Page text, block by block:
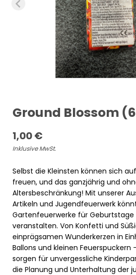
Ground Blossom
1,00€
Inklusive MwSt.
Selbst die Kleinsten können sich
freuen, und das ganzjährig und
Altersbeschränkung! Mit unserer
Artikeln und Jugendfeuerwerk
Gartenfeuerwerke für Geburtstage
veranstalten. Von Konfetti und
einprägsamen Wunderkerzen in
Ballons und kleinen Feuerspuckern
sorgen für unvergessliche
die Planung und Unterhaltung der